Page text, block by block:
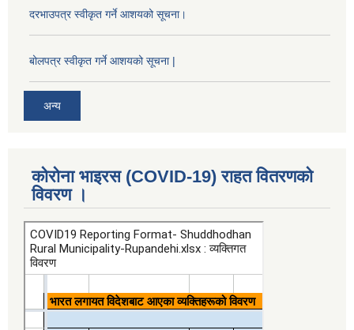
दरभाउपत्र स्वीकृत गर्ने आशयको सूचना।
बोलपत्र स्वीकृत गर्ने आशयको सूचना |
अन्य
कोरोना भाइरस (COVID-19) राहत वितरणको
विवरण ।